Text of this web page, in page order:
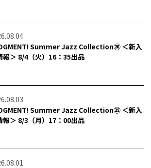
Summer Jazz Collection㉖ ＜新入
報＞ 8/4（火）16：35出品
Summer Jazz Collection㉕ ＜新入
報＞ 8/3（月）17：00出品